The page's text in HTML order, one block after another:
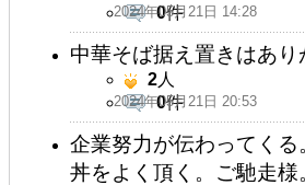
2024年05月21日 14:28
0件
中華そば据え置きはあ
2024年05月21日 20:53
2人
0件
企業努力が伝わってく
丼をよく頂く。ご馳走様